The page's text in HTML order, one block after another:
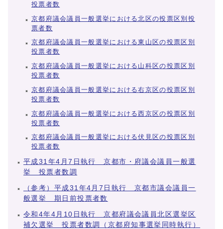
投票者数
京都府議会議員一般選挙における北区の投票区別投
票者数
京都府議会議員一般選挙における東山区の投票区別
投票者数
京都府議会議員一般選挙における山科区の投票区別
投票者数
京都府議会議員一般選挙における右京区の投票区別
投票者数
京都府議会議員一般選挙における西京区の投票区別
投票者数
京都府議会議員一般選挙における伏見区の投票区別
投票者数
平成31年4月7日執行 京都市・府議会議員一般選
挙 投票者数調
（参考）平成31年4月7日執行 京都市議会議員一
般選挙 期日前投票者数
令和4年4月10日執行 京都府議会議員北区選挙区
補欠選挙 投票者数調（京都府知事選挙同時執行）